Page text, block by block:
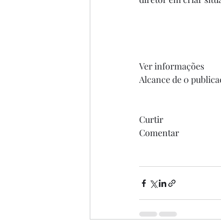
Ver informações
Alcance de 0
Curtir
Comentar